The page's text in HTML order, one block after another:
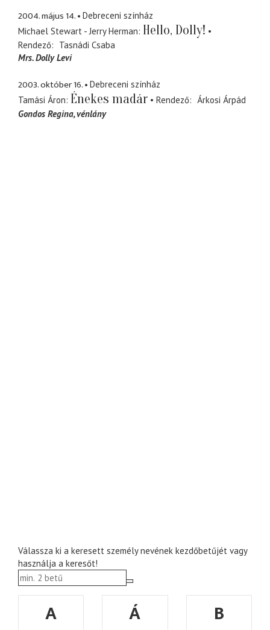
2004. május 14.
Debreceni színház
Michael Stewart - Jerry Herman Hello, Dolly!
Rendező
Tasnádi Csaba
Mrs. Dolly Levi
2003. október 16.
Debreceni színház
Tamási Áron Énekes madár Rendező
Árkosi Árpád
Gondos Regina vénlány
Válassza ki a keresett személy nevének kezdőbetűjét vagy
használja a keresőt!
A Á
B